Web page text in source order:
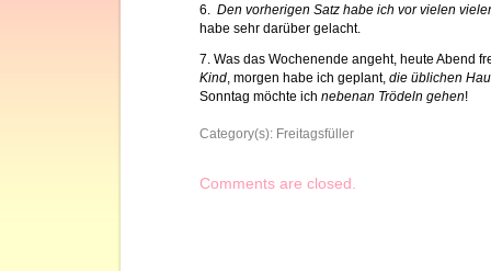
6. Den vorherigen Satz habe ich vor vielen
habe sehr darüber gelacht.
7. Was das Wochenende angeht, heute Abend
Kind , morgen habe ich geplant, die üblichen
Sonntag möchte ich nebenan Trödeln gehen!
Category(s): Freitagsfüller
Comments are closed.